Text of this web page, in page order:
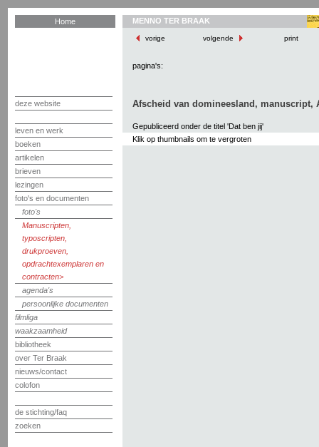
Home
deze website
leven en werk
boeken
artikelen
brieven
lezingen
foto's en documenten
foto's
Manuscripten,
typoscripten,
drukproeven,
opdrachtexemplaren en
contracten
agenda's
persoonlijke documenten
filmliga
waakzaamheid
bibliotheek
over Ter Braak
nieuws/contact
colofon
de stichting/faq
zoeken
MENNO TER BRAAK
vorige volgende print
pagina's:
Afscheid van domineesland, manuscript,
Gepubliceerd onder de titel 'Dat ben jij'
Klik op thumbnails om te vergroten